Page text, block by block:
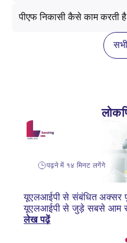
पीएफ निकासी कैसे काम करती
पढ़ने में १४ मिनट लगेंगे
यूएलआईपी से संबंधित अक्सर
यूएलआईपी से जुड़े सबसे आम
लेख पढ़ें